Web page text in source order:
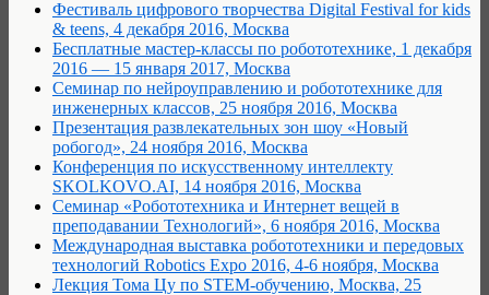
Фестиваль цифрового творчества Digital Festival for kids
& teens, 4 декабря 2016, Москва
Бесплатные мастер-классы по робототехнике, 1 декабря
2016 — 15 января 2017, Москва
Семинар по нейроуправлению и робототехнике для
инженерных классов, 25 ноября 2016, Москва
Презентация развлекательных зон шоу «Новый
робогод», 24 ноября 2016, Москва
Конференция по искусственному интеллекту
SKOLKOVO.AI, 14 ноября 2016, Москва
Семинар «Робототехника и Интернет вещей в
преподавании Технологий», 6 ноября 2016, Москва
Международная выставка робототехники и передовых
технологий Robotics Expo 2016, 4-6 ноября, Москва
Лекция Тома Цу по STEM-обучению, Москва, 25